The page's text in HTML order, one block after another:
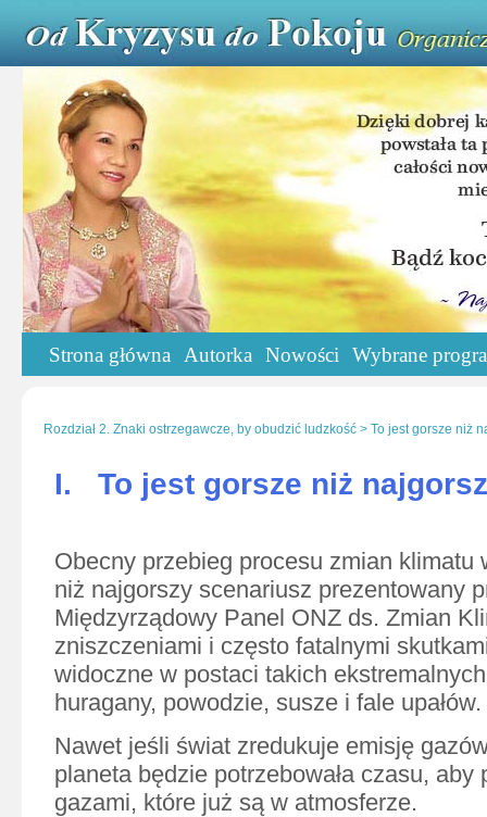
Strona główna Autorka Nowości Wybrane
Rozdział 2. Znaki ostrzegawcze, by obudzić ludzkość > To jest gorsze niż
I. To jest gorsze niż
Obecny przebieg procesu zmian klimatu
niż najgorszy scenariusz prezentowany
Międzyrządowy Panel ONZ ds. Zmian
zniszczeniami i często fatalnymi
widoczne w postaci takich
huragany, powodzie, susze i fale upałów.
Nawet jeśli świat zredukuje emisję
planeta będzie potrzebowała czasu, aby
gazami, które już są w atmosferze.